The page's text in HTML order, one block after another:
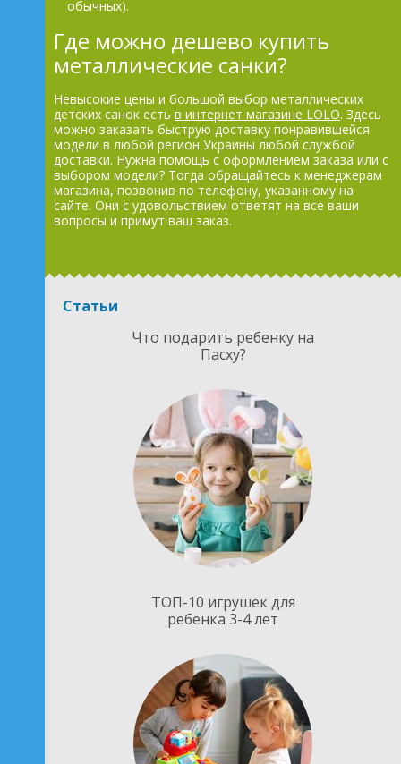
обычных).
Где можно дешево купить
металлические санки?
Невысокие цены и большой выбор металлических
детских санок есть в интернет магазине LOLO. Здесь
можно заказать быструю доставку понравившейся
модели в любой регион Украины любой службой
доставки. Нужна помощь с оформлением заказа или с
выбором модели? Тогда обращайтесь к менеджерам
магазина, позвонив по телефону, указанному на
сайте. Они с удовольствием ответят на все ваши
вопросы и примут ваш заказ.
Статьи
Что подарить ребенку на
Пасху?
ТОП-10 игрушек для
ребенка 3-4 лет